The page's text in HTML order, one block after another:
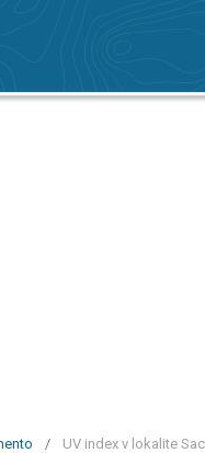
/ UV index v lokalite